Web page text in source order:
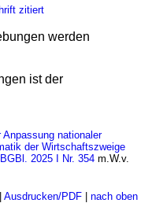
zitiert
werden
ist der
nationaler
der Wirtschaftszweige
2025 I Nr. 354 m.W.v.
| Ausdrucken/PDF| nach oben